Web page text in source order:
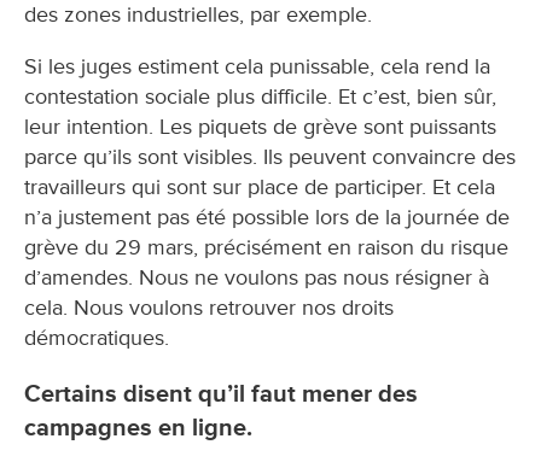
des zones industrielles, par exemple.
Si les juges estiment cela punissable, cela rend la
contestation sociale plus difficile. Et c’est, bien sûr,
leur intention. Les piquets de grève sont puissants
parce qu’ils sont visibles. Ils peuvent convaincre des
travailleurs qui sont sur place de participer. Et cela
n’a justement pas été possible lors de la journée de
grève du 29 mars, précisément en raison du risque
d’amendes. Nous ne voulons pas nous résigner à
cela. Nous voulons retrouver nos droits
démocratiques.
Certains disent qu’il faut mener des
campagnes en ligne.